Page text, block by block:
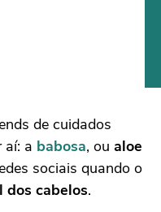
de cuidados
aí: a babosa, ou aloe
sociais quando o
cabelos.